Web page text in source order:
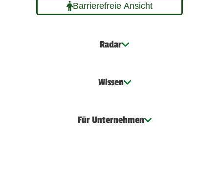
Barrierefreie Ansicht
Radar
Wissen
Für Unternehmen